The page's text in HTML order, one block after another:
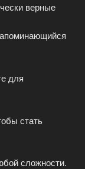
верные
для
стать
сложности.